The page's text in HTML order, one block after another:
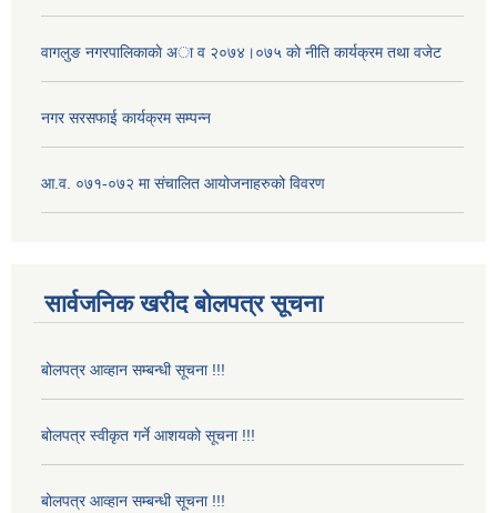
वागलुङ नगरपालिकाकाे अा‍ व २०७४।०७५ काे नीति कार्यक्रम तथा वजेट
नगर सरसफाई कार्यक्रम सम्पन्न
आ.व. ०७१-०७२ मा संचालित आयोजनाहरुको विवरण
सार्वजनिक खरीद बोलपत्र सूचना
बोलपत्र आव्हान सम्बन्धी सूचना !!!
बोलपत्र स्वीकृत गर्ने आशयको सूचना !!!
बोलपत्र आव्हान सम्बन्धी सूचना !!!